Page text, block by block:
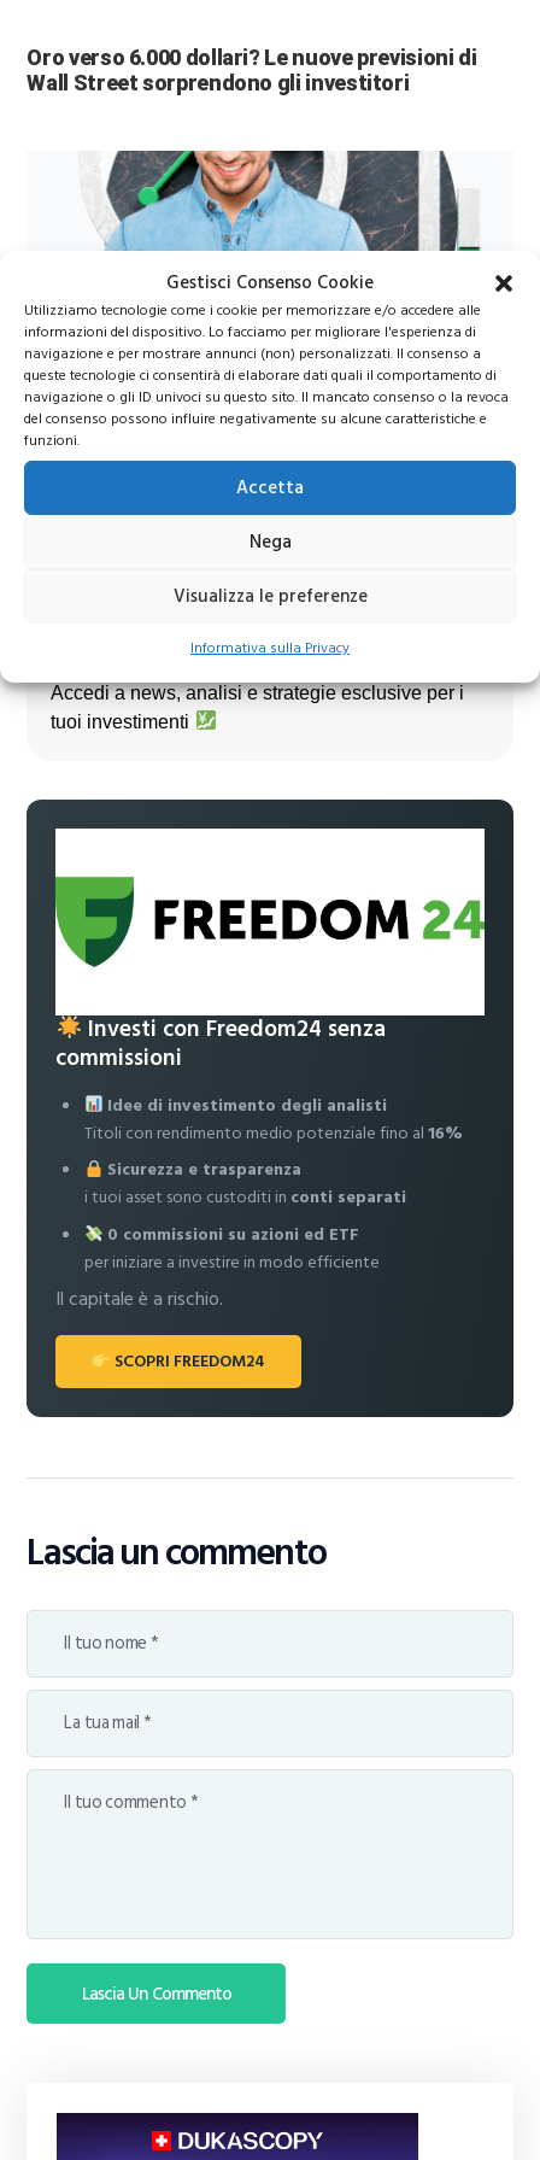
Gestisci Consenso Cookie
Utilizziamo tecnologie come i cookie per memorizzare e/o accedere alle
informazioni del dispositivo. Lo facciamo per migliorare l'esperienza di
navigazione e per mostrare annunci (non) personalizzati. Il consenso a
queste tecnologie ci consentirà di elaborare dati quali il comportamento di
navigazione o gli ID univoci su questo sito. Il mancato consenso o la revoca
del consenso possono influire negativamente su alcune caratteristiche e
funzioni.
Accetta
Nega
Visualizza le preferenze
Informativa sulla Privacy
Oro verso 6.000 dollari? Le nuove previsioni di
Wall Street sorprendono gli investitori
Azioni Bance Europee
Azioni banche europee da mettere nel mirino nei
prossimi mesi
Unisciti al nostro canale Telegram!
Accedi a news, analisi e strategie esclusive per i
tuoi investimenti
Investi con Freedom24 senza
commissioni
Idee di investimento degli analisti
Titoli con rendimento medio potenziale fino al16%
Sicurezza e trasparenza
i tuoi asset sono custoditi in conti separati
0 commissioni su azioni ed ETF
per iniziare a investire in modo efficiente
Il capitale è a rischio.
SCOPRI FREEDOM24
Lascia un commento